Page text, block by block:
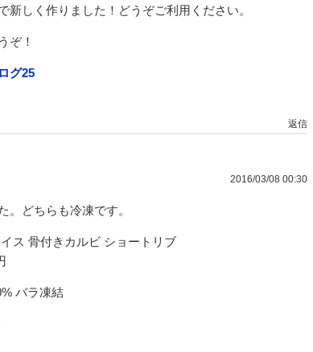
新しく作りました！どうぞご利用ください。
ぞ！
グ25
返信
2016/03/08 00:30
。どちらも冷凍です。
ス 骨付きカルビ ショートリブ
バラ凍結